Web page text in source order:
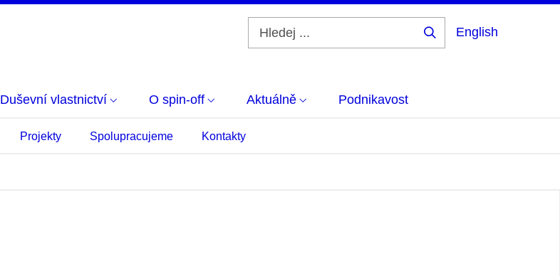
English
Duševní vlastnictví O spin-off Aktuálně Podnikavost
Projekty Spolupracujeme Kontakty